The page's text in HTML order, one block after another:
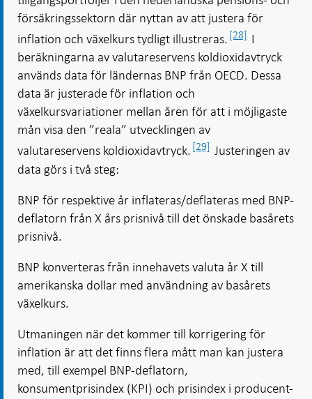
försäkringssektorn där nyttan av att justera för
inflation och växelkurs tydligt illustreras. [28] I
beräkningarna av valutareservens koldioxidavtryck
används data för ländernas BNP från OECD. Dessa
data är justerade för inflation och
växelkursvariationer mellan åren för att i möjligaste
mån visa den ”reala” utvecklingen av
valutareservens koldioxidavtryck. [29] Justeringen av
data görs i två steg:
BNP för respektive år inflateras/deflateras med BNP-
deflatorn från X års prisnivå till det önskade basårets
prisnivå.
BNP konverteras från innehavets valuta år X till
amerikanska dollar med användning av basårets
växelkurs.
Utmaningen när det kommer till korrigering för
inflation är att det finns flera mått man kan justera
med, till exempel BNP-deflatorn,
konsumentprisindex (KPI) och prisindex i producent-